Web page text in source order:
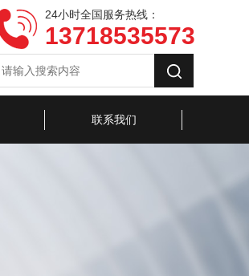
24小时全国服务热线：
13718535573
联系我们